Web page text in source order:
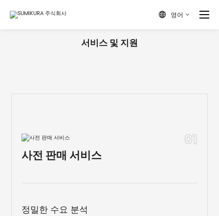
 영어
서비스 및 지원
01
사전 판매 서비스
정밀한 수요 분석